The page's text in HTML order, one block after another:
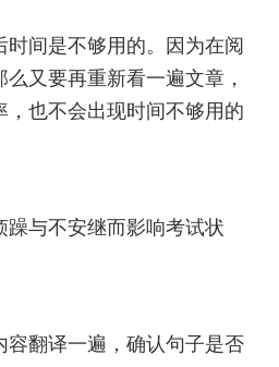
间是不够用的。因为在阅
又要再重新看一遍文章，
也不会出现时间不够用的
与不安继而影响考试状
翻译一遍，确认句子是否